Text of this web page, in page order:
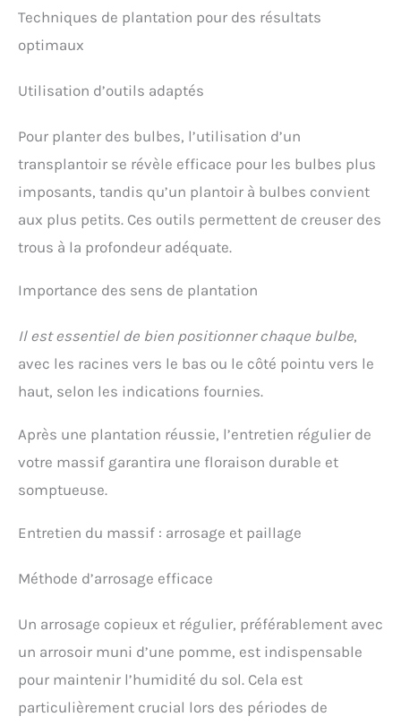
Techniques de plantation pour des résultats
optimaux
Utilisation d’outils adaptés
Pour planter des bulbes, l’utilisation d’un
transplantoir se révèle efficace pour les bulbes plus
imposants, tandis qu’un plantoir à bulbes convient
aux plus petits. Ces outils permettent de creuser des
trous à la profondeur adéquate.
Importance des sens de plantation
Il est essentiel de bien positionner chaque bulbe,
avec les racines vers le bas ou le côté pointu vers le
haut, selon les indications fournies.
Après une plantation réussie, l’entretien régulier de
votre massif garantira une floraison durable et
somptueuse.
Entretien du massif : arrosage et paillage
Méthode d’arrosage efficace
Un arrosage copieux et régulier, préférablement avec
un arrosoir muni d’une pomme, est indispensable
pour maintenir l’humidité du sol. Cela est
particulièrement crucial lors des périodes de